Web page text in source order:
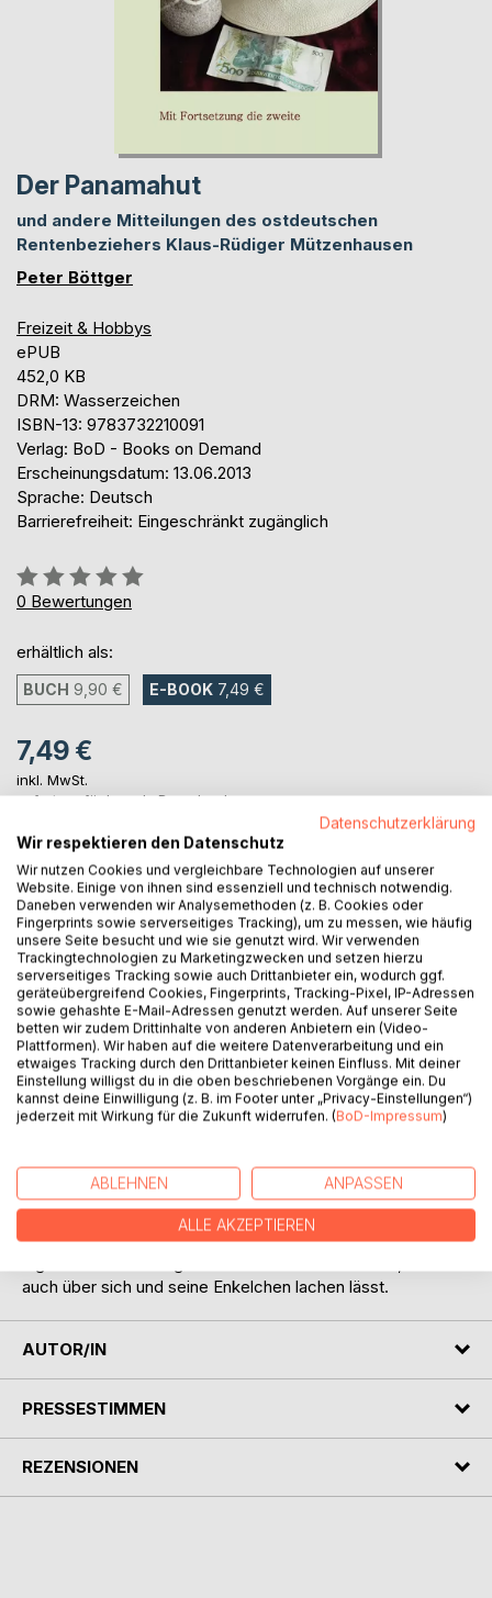
Der Panamahut
und andere Mitteilungen des ostdeutschen
Rentenbeziehers Klaus-Rüdiger Mützenhausen
Peter Böttger
Freizeit & Hobbys
ePUB
452,0 KB
DRM: Wasserzeichen
ISBN-13: 9783732210091
Verlag: BoD - Books on Demand
Erscheinungsdatum: 13.06.2013
Sprache: Deutsch
Barrierefreiheit: Eingeschränkt zugänglich
Bewertung::
0%
0 Bewertungen
erhältlich als:
BUCH 9,90 € E-BOOK 7,49 €
7,49 €
inkl. MwSt.
sofort verfügbar als Download
IN DEN WARENKORB
Auf die Merkliste
Titel bewerten
BESCHREIBUNG
Den alten Sonderling Klaus-Rüdiger stört manches. Er
spießt es auf, schimpft, macht sich lustig, tritt in
Fettnäpfchen. Spaß um die verbreiteten und individuellen
auch über sich und seine Enkelchen lachen lässt.
AUTOR/IN
PRESSESTIMMEN
REZENSIONEN
Datenschutzerklärung
Wir respektieren den Datenschutz
Wir nutzen Cookies und vergleichbare Technologien auf unserer
Website. Einige von ihnen sind essenziell und technisch notwendig.
Daneben verwenden wir Analysemethoden (z. B. Cookies oder
Fingerprints sowie serverseitiges Tracking), um zu messen, wie häufig
unsere Seite besucht und wie sie genutzt wird. Wir verwenden
Trackingtechnologien zu Marketingzwecken und setzen hierzu
serverseitiges Tracking sowie auch Drittanbieter ein, wodurch ggf.
geräteübergreifend Cookies, Fingerprints, Tracking-Pixel, IP-Adressen
sowie gehashte E-Mail-Adressen genutzt werden. Auf unserer Seite
betten wir zudem Drittinhalte von anderen Anbietern ein (Video-
Plattformen). Wir haben auf die weitere Datenverarbeitung und ein
etwaiges Tracking durch den Drittanbieter keinen Einfluss. Mit deiner
Einstellung willigst du in die oben beschriebenen Vorgänge ein. Du
kannst deine Einwilligung (z. B. im Footer unter „Privacy-Einstellungen“)
jederzeit mit Wirkung für die Zukunft widerrufen. (BoD-Impressum)
ABLEHNEN ANPASSEN
ALLE AKZEPTIEREN